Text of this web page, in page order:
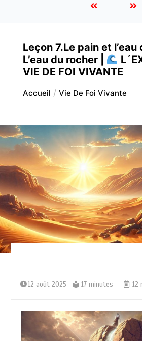
Leçon 7.Le pain et l’eau
L’eau du rocher |
VIE DE FOI VIVANTE
Accueil Vie De Foi Vivante
12 août 2025 17 minutes 12